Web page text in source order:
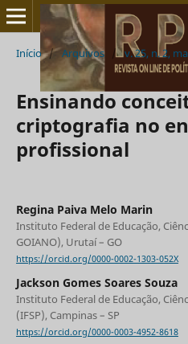
Início / Arquivos / v. 25, n. 2,
Ensinando
criptografia no
profissional
Regina Paiva Melo Marin
Instituto Federal de Educação,
GOIANO), Urutaí – GO
https://orcid.org/0000-0002-1303-052X
Jackson Gomes Soares Souza
Instituto Federal de Educação,
(IFSP), Campinas – SP
https://orcid.org/0000-0003-4952-8618